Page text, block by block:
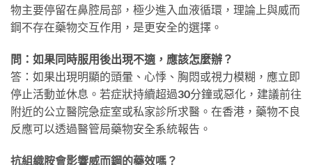
物主要停留在鼻腔局部，極少進入血液循環，理論上與威而
鋼不存在藥物交互作用，是更安全的選擇。
問：如果同時服用後出現不適，應該怎麼辦？
答：如果出現明顯的頭暈、心悸、胸悶或視力模糊，應立即
停止活動並休息。若症狀持續超過30分鐘或惡化，建議前往
附近的公立醫院急症室或私家診所求醫。在香港，藥物不良
反應可以透過醫管局藥物安全系統報告。
抗組織胺會影響威而鋼的藥效嗎？